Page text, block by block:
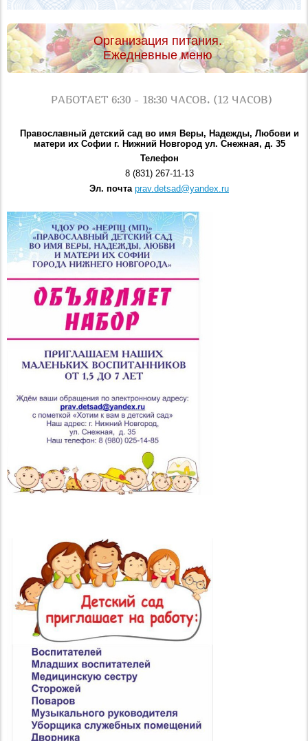
Организация питания.
Ежедневные меню
РАБОТАЕТ 6:30 - 18:30 ЧАСОВ. (12 ЧАСОВ)
Православный детский сад во имя Веры, Надежды, Любови и
матери их Софии г. Нижний Новгород ул. Снежная, д. 35
Телефон
8 (831) 267-11-13
Эл. почта prav.detsad@yandex.ru